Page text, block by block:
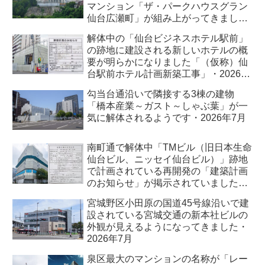
マンション「ザ・パークハウスグラン
仙台広瀬町」が組み上がってきまし
解体中の「仙台ビジネスホテル駅前」
の跡地に建設される新しいホテルの概
要が明らかになりました「（仮称）仙
台駅前ホテル計画新築工事」・2026年
勾当台通沿いで隣接する3棟の建物
「橋本産業～ガスト～しゃぶ葉」が一
気に解体されるようです・2026年7月
南町通で解体中「TMビル（旧日本生命
仙台ビル、ニッセイ仙台ビル）」跡地
で計画されている再開発の「建築計画
のお知らせ」が掲示されていました・
宮城野区小田原の国道45号線沿いで建
設されている宮城交通の新本社ビルの
外観が見えるようになってきました・
2026年7月
泉区最大のマンションの名称が「レー